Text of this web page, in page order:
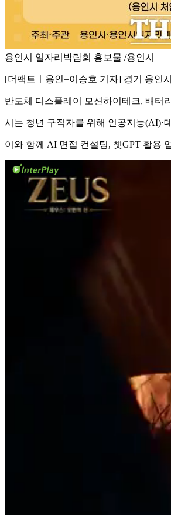
용인시 일자리박람회 홍보물 /용인시
[더팩트ㅣ용인=이승호 기자] 경기 용인
반도체 디스플레이 모션하이테크, 배터
시는 청년 구직자를 위해 인공지능(AI)·
이와 함께 AI 면접 컨설팅, 챗GPT 활용